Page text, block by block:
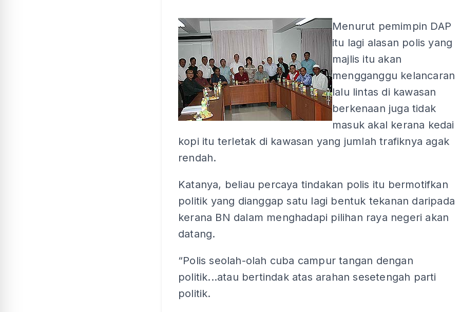
Menurut pemimpin DAP
itu lagi alasan polis yang
majlis itu akan
mengganggu kelancaran
lalu lintas di kawasan
berkenaan juga tidak
masuk akal kerana kedai
kopi itu terletak di kawasan yang jumlah trafiknya agak
rendah.
Katanya, beliau percaya tindakan polis itu bermotifkan
politik yang dianggap satu lagi bentuk tekanan daripada
kerana BN dalam menghadapi pilihan raya negeri akan
datang.
“Polis seolah-olah cuba campur tangan dengan
politik...atau bertindak atas arahan sesetengah parti
politik.